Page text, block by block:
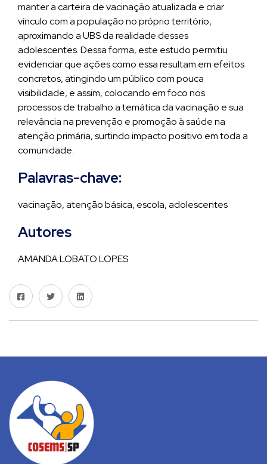
manter a carteira de vacinação atualizada e criar
vínculo com a população no próprio território,
aproximando a UBS da realidade desses
adolescentes. Dessa forma, este estudo permitiu
evidenciar que ações como essa resultam em efeitos
concretos, atingindo um público com pouca
visibilidade, e assim, colocando em foco nos
processos de trabalho a temática da vacinação e sua
relevância na prevenção e promoção à saúde na
atenção primária, surtindo impacto positivo em toda a
comunidade.
Palavras-chave:
vacinação, atenção básica, escola, adolescentes
Autores
AMANDA LOBATO LOPES